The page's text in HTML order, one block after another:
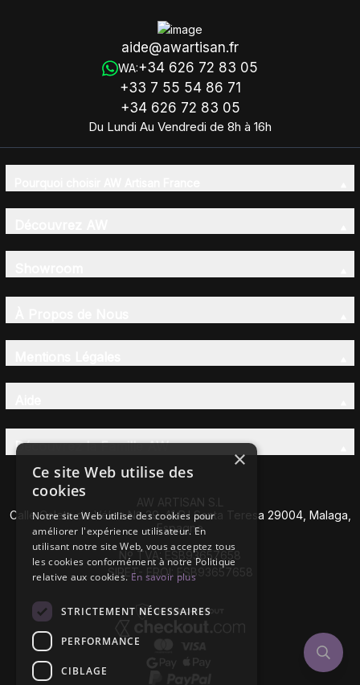
aide@awartisan.fr
WA:+34 626 72 83 05
+33 7 55 54 86 71
+34 626 72 83 05
Du Lundi Au Vendredi de 8h à 16h
Découvrez la Famille AW
AW ARTISAN S.L
Calle Caleta de Vélez Nº 39-41 P.I Santa Teresa 29004, Malaga,
Espagne
Nº TVA: ESB93657658
SIRET- EROI: ESB93657658
×
Ce site Web utilise des
cookies
Notre site Web utilise des cookies pour
améliorer l'expérience utilisateur. En
utilisant notre site Web, vous acceptez tous
les cookies conformément à notre Politique
relative aux cookies.En savoir plus
STRICTEMENT NÉCESSAIRES
PERFORMANCE
CIBLAGE